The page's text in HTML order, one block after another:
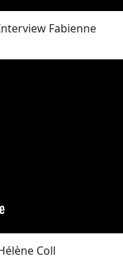
Interview Fabienne
Coll